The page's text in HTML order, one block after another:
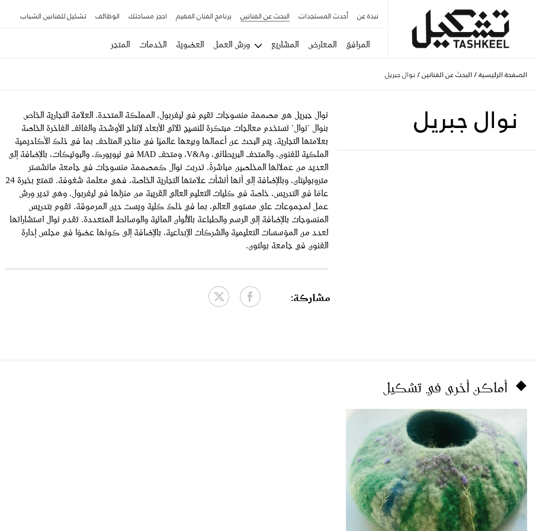
نبذة عن أحدث المستجدات البحث عن الفنانين برنامج الفنان المقيم احجز مساحتك الوظائف تشكيل للفنانين الشباب
المرافق المعارض المشاريع ورش العمل العضوية الخدمات المتجر
الصفحة الرئيسية / البحث عن الفنانين / نوال جبريل
نوال جبريل
نوال جبريل هي مصممة منسوجات تقيم في ليفربول، المملكة المتحدة. العلامة التجارية الخاص
بنوال "نوال" تستخدم معالجات مبتكرة للنسيج ثلاثي الأبعاد لإنتاج الأوشحة والفائف الفاخرة الخاصة
بعلامتها التجارية. يتم البحث عن أعمالها وبيعها عالميًا في متاجر المتاحف بما في ذلك الأكاديمية
الملكية للفنون، والمتحف البريطاني، وV&A، ومتحف MAD في نيويورك، والبوتيكات، بالإضافة إلى
العديد من عملائها المخلصين مباشرةً. تدربت نوال كمصممة منسوجات في جامعة مانشستر
متروبوليتان، وبالإضافة إلى أنها أنشأت علامتها التجارية الخاصة، فهي معلمة شغوفة. تتمتع بخبرة 24
عامًا في التدريس، خاصة في كليات التعليم العالي القريبة من منزلها في ليفربول. وهي تدير ورش
عمل لمجموعات على مستوى العالم، بما في ذلك كلية ويست دين المرموقة. تقوم بتدريس
المنسوجات بالإضافة إلى الرسم والطباعة بالألوان المائية والوسائط المتعددة. تقدم نوال استشاراتها
لعدد من المؤسسات التعليمية والشركات الإبداعية، بالإضافة إلى كونها عضوًا في مجلس إدارة
الفنون في جامعة بولتون.
مشاركة:
أماكن أخرى في تشكيل